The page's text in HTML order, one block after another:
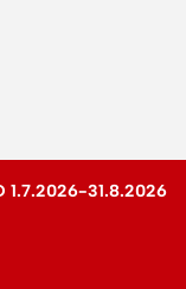
1.7.2026-31.8.2026